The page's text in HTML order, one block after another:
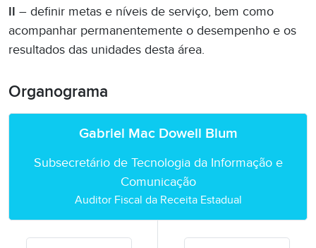
II – definir metas e níveis de serviço, bem como
acompanhar permanentemente o desempenho e os
resultados das unidades desta área.
Organograma
Gabriel Mac Dowell Blum
Subsecretário de Tecnologia da Informação e
Comunicação
Auditor Fiscal da Receita Estadual